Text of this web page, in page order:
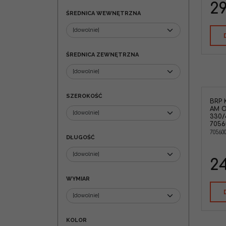
BRP
AM
330/
ŚREDNICA WEWNĘTRZNA
ŚREDNICA ZEWNĘTRZNA
SZEROKOŚĆ
DŁUGOŚĆ
WYMIAR
KOLOR